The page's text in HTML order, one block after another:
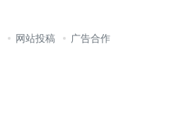
网站投稿 广告合作